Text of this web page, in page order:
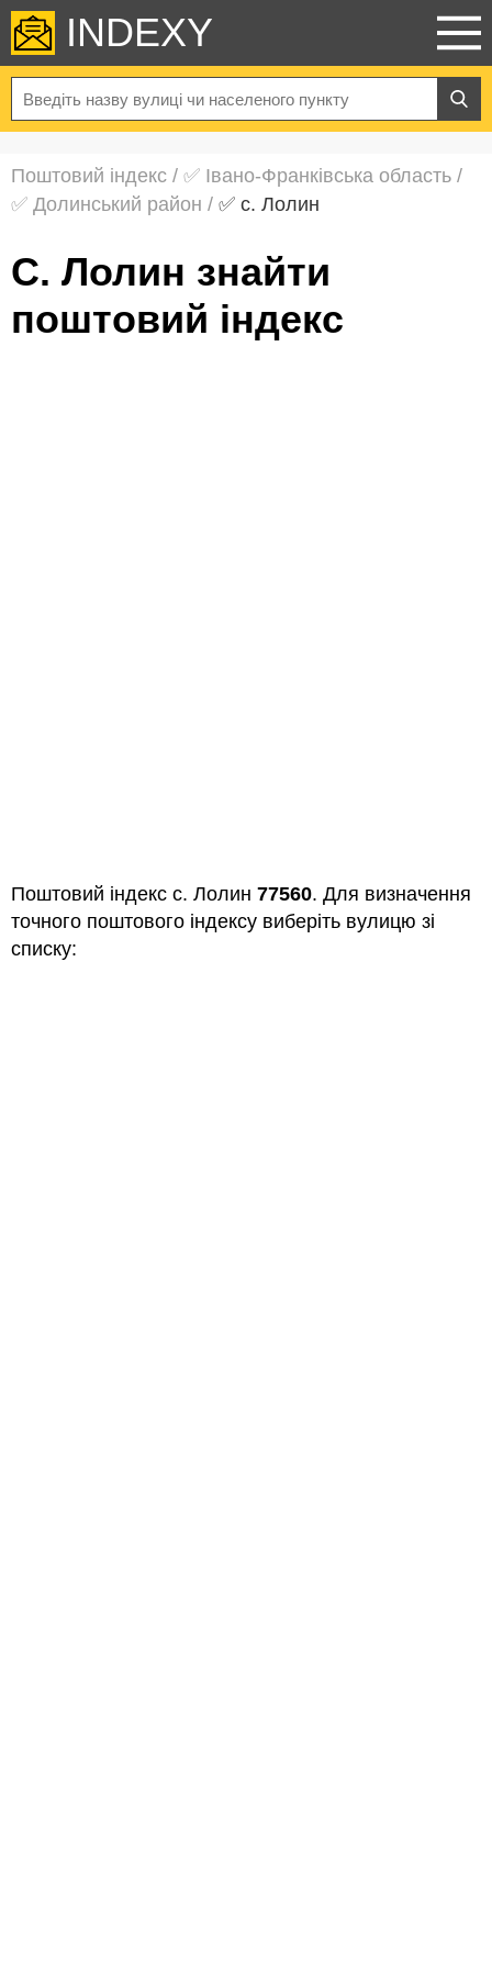
INDEXY
Поштовий індекс / ✅ Івано-Франківська область /
✅ Долинський район / ✅ с. Лолин
с. Лолин знайти
поштовий індекс
Поштовий індекс с. Лолин 77560. Для визначення
точного поштового індексу виберіть вулицю зі
списку: